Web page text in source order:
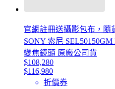
官網註冊送攝影包布，隨
SONY 索尼 SEL50150GM
變焦鏡頭 原廠公司貨
$108,280
$116,980
折價券